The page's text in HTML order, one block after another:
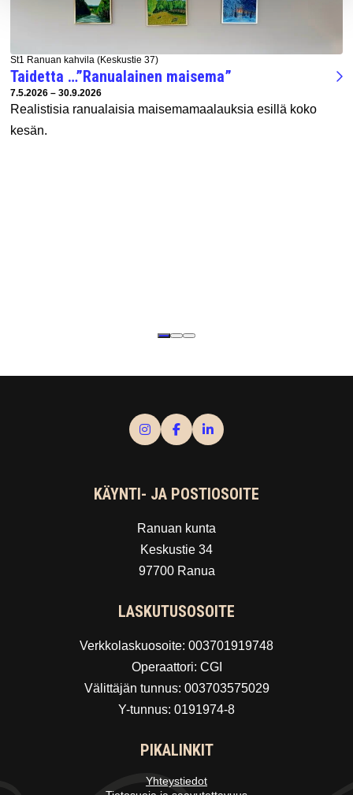
St1 Ranuan kahvila (Keskustie 37)
Taidetta …”Ranualainen maisema”
Tapahtuman ajankohta:
7.5.2026 – 30.9.2026
Realistisia ranualaisia maisemamaalauksia esillä koko
kesän.
KÄYNTI- JA POSTIOSOITE
Ranuan kunta
Keskustie 34
97700 Ranua
LASKUTUSOSOITE
Verkkolaskuosoite: 003701919748
Operaattori: CGI
Välittäjän tunnus: 003703575029
Y-tunnus: 0191974-8
PIKALINKIT
Yhteystiedot